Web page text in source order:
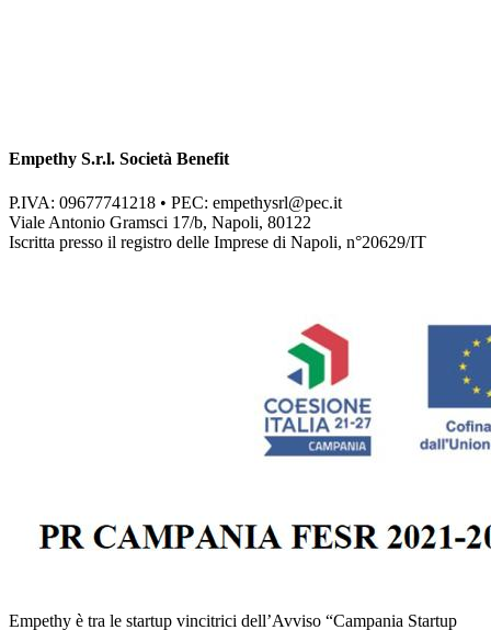
Empethy S.r.l. Società Benefit
P.IVA: 09677741218 • PEC: empethysrl@pec.it
Viale Antonio Gramsci 17/b, Napoli, 80122
Iscritta presso il registro delle Imprese di Napoli, n°20629/IT
Empethy è tra le startup vincitrici dell’Avviso “Campania Startup